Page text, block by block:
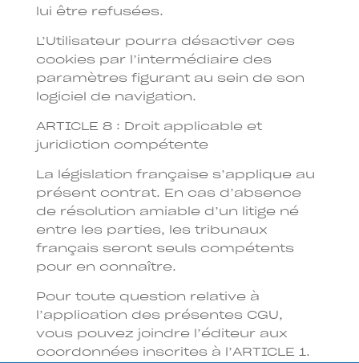
lui être refusées.
L’Utilisateur pourra désactiver ces
cookies par l’intermédiaire des
paramètres figurant au sein de son
logiciel de navigation.
ARTICLE 8 : Droit applicable et
juridiction compétente
La législation française s’applique au
présent contrat. En cas d’absence
de résolution amiable d’un litige né
entre les parties, les tribunaux
français seront seuls compétents
pour en connaître.
Pour toute question relative à
l’application des présentes CGU,
vous pouvez joindre l’éditeur aux
coordonnées inscrites à l’ARTICLE 1.